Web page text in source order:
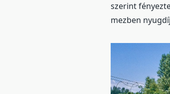
szerint
mezben